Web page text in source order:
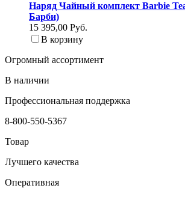
Наряд Чайный комплект Barbie
Барби)
15 395,00 Руб.
В корзину
Огромный ассортимент
В наличии
Профессиональная поддержка
8-800-550-5367
Товар
Лучшего качества
Оперативная